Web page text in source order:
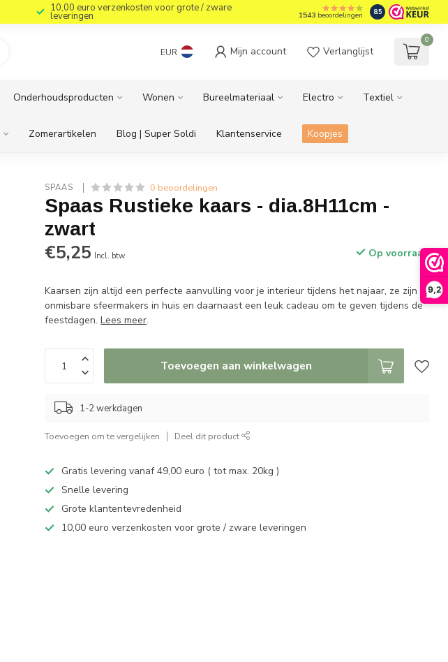
9,2
10,00 euro verzenkosten voor grote / zware
leveringen 1543beoordelingen 8.5
EUR Mijn account Verlanglijst
0
Onderhoudsproducten Wonen Bureelmateriaal Electro Textiel
Zomerartikelen Blog | Super Soldi Klantenservice Koopjes
SPAAS 0 beoordelingen
Spaas Rustieke kaars - dia.8H11cm -
zwart
€5,25 Incl. btw Op voorraad
Kaarsen zijn altijd een perfecte aanvulling voor je interieur tijdens het najaar, ze zijn
onmisbare sfeermakers in huis en daarnaast een leuk cadeau om te geven tijdens de
feestdagen.Lees meer.
Toevoegen aan winkelwagen
1-2 werkdagen
Toevoegen om te vergelijken Deel dit product
Gratis levering vanaf 49,00 euro ( tot max. 20kg )
Snelle levering
Grote klantentevredenheid
10,00 euro verzenkosten voor grote / zware leveringen